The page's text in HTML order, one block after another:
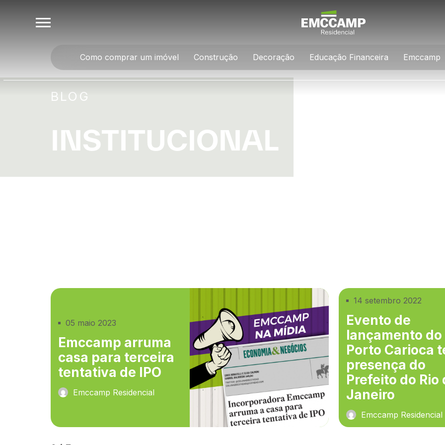
Como comprar um imóvel Construção Decoração Educação Financeira Emccamp
BLOG
INSTITUCIONAL
05 maio 2023
Emccamp arruma
casa para terceira
tentativa de IPO
Emccamp Residencial
14 setembro 2022
Evento de
lançamento do
Porto Carioca
presença do
Prefeito do Rio
Janeiro
Emccamp Residencial